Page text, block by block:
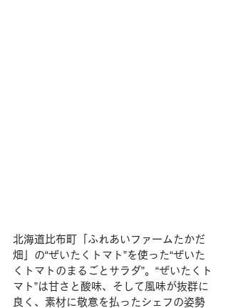
北海道比布町「ふれあいファームたかだ
畑」の“ぜいたくトマト”を使った“ぜいた
くトマトのまるごとサラダ”。“ぜいたくト
マト”は甘さと酸味、そして風味が抜群に
良く、素材に敬意を払ったシェフの姿勢